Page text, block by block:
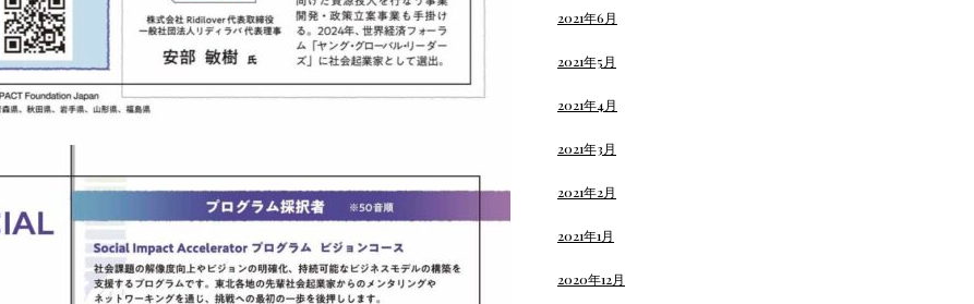
2021年6月
2021年5月
2021年4月
2021年3月
2021年2月
2021年1月
2020年12月